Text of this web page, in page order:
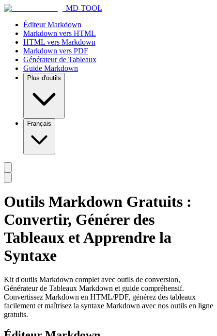
MD-TOOL
Éditeur Markdown
Markdown vers HTML
HTML vers Markdown
Markdown vers PDF
Générateur de Tableaux
Guide Markdown
Plus d'outils
Français
Outils Markdown Gratuits :
Convertir, Générer des
Tableaux et Apprendre la
Syntaxe
Kit d'outils Markdown complet avec outils de conversion,
Générateur de Tableaux Markdown et guide compréhensif.
Convertissez Markdown en HTML/PDF, générez des tableaux
facilement et maîtrisez la syntaxe Markdown avec nos outils en ligne
gratuits.